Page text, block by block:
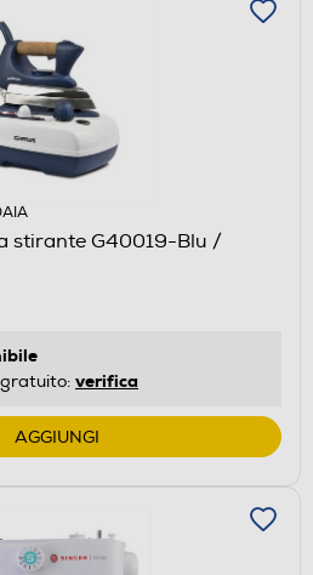
stirante G40019-Blu /
verifica
AGGIUNGI